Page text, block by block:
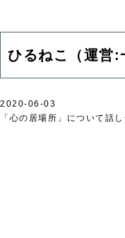
ひるねこ（運営:
2020-06-03
「心の居場所」について話